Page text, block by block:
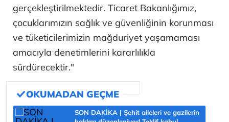
gerçekleştirilmektedir. Ticaret Bakanlığımız,
çocuklarımızın sağlık ve güvenliğinin korunması
ve tüketicilerimizin mağduriyet yaşamaması
amacıyla denetimlerini kararlılıkla
sürdürecektir."
SON DAKİKA | Şehit aileleri ve gazilerin